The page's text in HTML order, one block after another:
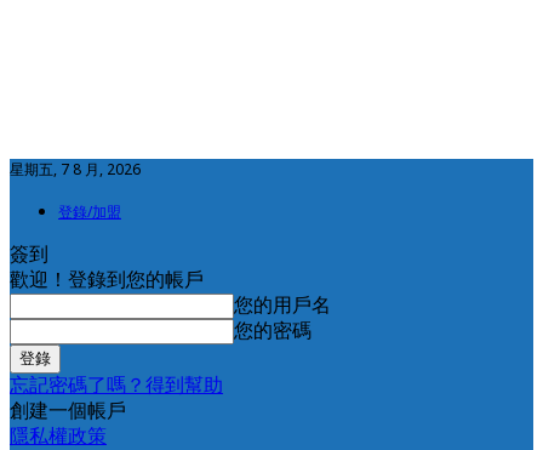
星期五, 7 8 月, 2026
登錄/加盟
簽到
歡迎！登錄到您的帳戶
您的用戶名
您的密碼
忘記密碼了嗎？得到幫助
創建一個帳戶
隱私權政策